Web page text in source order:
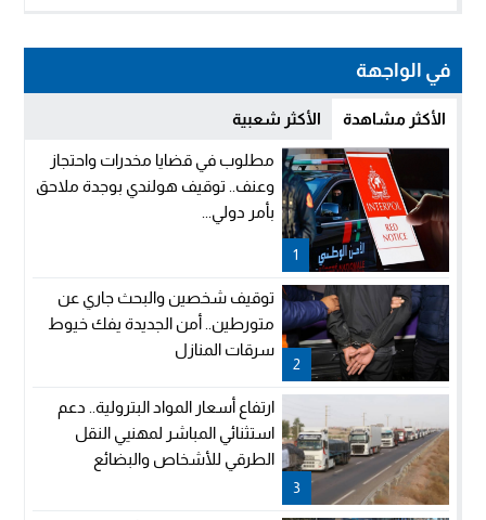
في الواجهة
الأكثر مشاهدة الأكثر شعبية
1
مطلوب في قضايا مخدرات واحتجاز
وعنف.. توقيف هولندي بوجدة ملاحق
بأمر دولي...
2
توقيف شخصين والبحث جاري عن
متورطين.. أمن الجديدة يفك خيوط
سرقات المنازل
3
ارتفاع أسعار المواد البترولية.. دعم
استثنائي المباشر لمهنيي النقل
الطرقي للأشخاص والبضائع